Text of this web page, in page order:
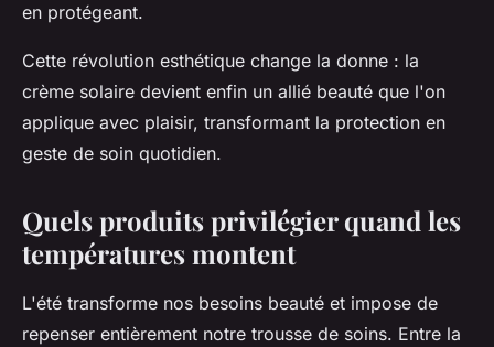
en protégeant.
Cette révolution esthétique change la donne : la
crème solaire devient enfin un allié beauté que l'on
applique avec plaisir, transformant la protection en
geste de soin quotidien.
Quels produits privilégier quand les
températures montent
L'été transforme nos besoins beauté et impose de
repenser entièrement notre trousse de soins. Entre la